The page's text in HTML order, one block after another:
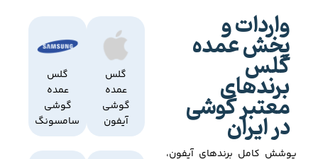
واردات و
پخش عمده
گلس
برندهای
معتبر گوشی
در ایران
پوشش کامل برندهای آیفون،
گلس
عمده
گوشی
آیفون
گلس
عمده
گوشی
سامسونگ